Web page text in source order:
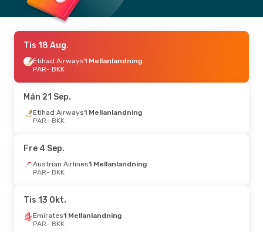
Tis 18 Aug.
Etihad Airways1 Mellanlandning
PAR- BKK
Mån 21 Sep.
Etihad Airways1 Mellanlandning
PAR- BKK
Fre 4 Sep.
Austrian Airlines1 Mellanlandning
PAR- BKK
Tis 13 Okt.
Emirates1 Mellanlandning
PAR- BKK